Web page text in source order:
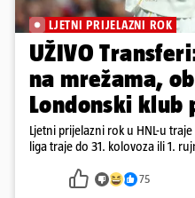
LJETNI PRIJELAZNI ROK
UŽIVO
na mrežama,
Londonski klub
Ljetni prijelazni rok u HNL-u
liga traje do 31. kolovoza ili 1.
75